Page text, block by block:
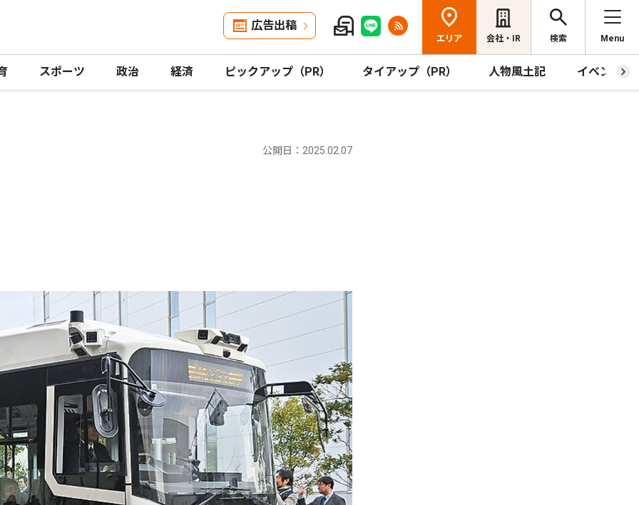
広告出稿
エリア 会社・IR 検索 Menu
スポーツ 政治 経済 ピックアップ（PR） タイアップ（PR） 人物風土記 イベント
公開日：2025.02.07